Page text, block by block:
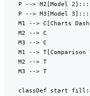
P --> M2[Model
P --> M3[Model
M1 --> C[Charts
    M2 --> C
    M3 --> C
M1 --> T[Comparison
    M2 --> T
    M3 --> T
classDef start